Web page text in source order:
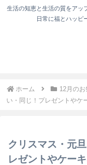
生活の知恵と生活の質をアッ
日常に福とハッピ
ホーム 12月のお
い・同じ！プレゼントやケ
クリスマス・元
レゼントやケー